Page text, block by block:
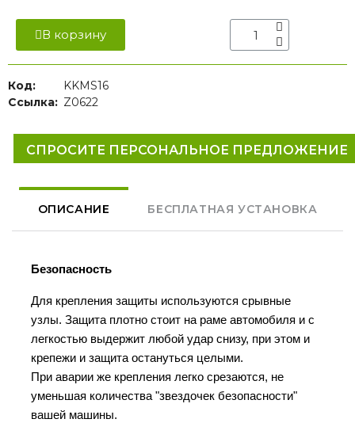
В корзину
Код:
KKMS16
Ссылка: Z0622
СПРОСИТЕ ПЕРСОНАЛЬНОЕ ПРЕДЛОЖЕНИЕ
ОПИСАНИЕ БЕСПЛАТНАЯ УСТАНОВКА
Безопасность
Для крепления защиты используются срывные
узлы. Защита плотно стоит на раме автомобиля и с
легкостью выдержит любой удар снизу, при этом и
крепежи и защита остануться целыми.
При аварии же крепления легко срезаются, не
уменьшая количества "звездочек безопасности"
вашей машины.